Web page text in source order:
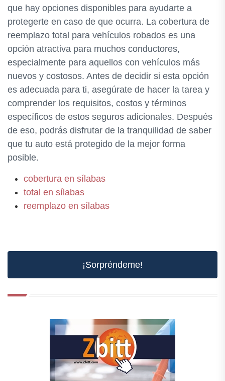
que hay opciones disponibles para ayudarte a
protegerte en caso de que ocurra. La cobertura de
reemplazo total para vehículos robados es una
opción atractiva para muchos conductores,
especialmente para aquellos con vehículos más
nuevos y costosos. Antes de decidir si esta opción
es adecuada para ti, asegúrate de hacer la tarea y
comprender los requisitos, costos y términos
específicos de estos seguros adicionales. Después
de eso, podrás disfrutar de la tranquilidad de saber
que tu auto está protegido de la mejor forma
posible.
cobertura en sílabas
total en sílabas
reemplazo en sílabas
¡Sorpréndeme!